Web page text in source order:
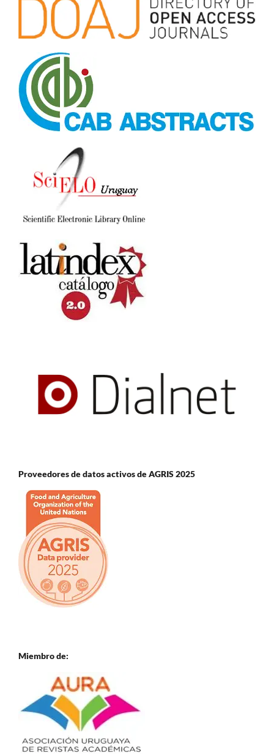
Proveedores de datos activos de AGRIS 2025
Miembro de: